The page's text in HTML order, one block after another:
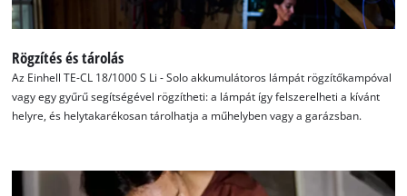
Rögzítés és tárolás
Az Einhell TE-CL 18/1000 S Li - Solo akkumulátoros lámpát rögzítőkampóval
vagy egy gyűrű segítségével rögzítheti: a lámpát így felszerelheti a kívánt
helyre, és helytakarékosan tárolhatja a műhelyben vagy a garázsban.